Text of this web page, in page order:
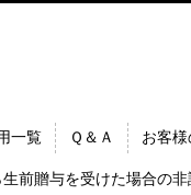
一覧 Ｑ＆Ａ お客
前贈与を受けた場合の